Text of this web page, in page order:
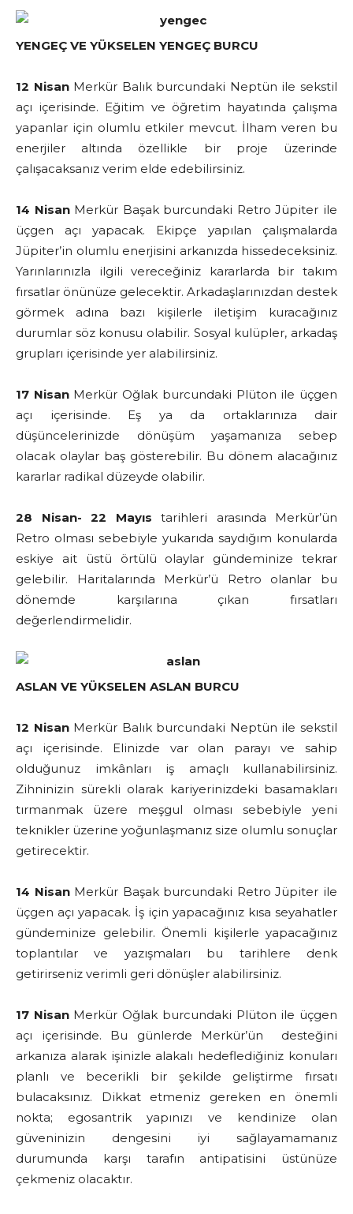
YENGEÇ VE YÜKSELEN YENGEÇ BURCU
12 NisanMerkür Balık burcundaki Neptün ile sekstil
açı içerisinde. Eğitim ve öğretim hayatında çalışma
yapanlar için olumlu etkiler mevcut. İlham veren bu
enerjiler altında özellikle bir proje üzerinde
çalışacaksanız verim elde edebilirsiniz.
14 NisanMerkür Başak burcundaki Retro Jüpiter ile
üçgen açı yapacak. Ekipçe yapılan çalışmalarda
Jüpiter’in olumlu enerjisini arkanızda hissedeceksiniz.
Yarınlarınızla ilgili vereceğiniz kararlarda bir takım
fırsatlar önünüze gelecektir. Arkadaşlarınızdan destek
görmek adına bazı kişilerle iletişim kuracağınız
durumlar söz konusu olabilir. Sosyal kulüpler, arkadaş
grupları içerisinde yer alabilirsiniz.
17 NisanMerkür Oğlak burcundaki Plüton ile üçgen
açı içerisinde. Eş ya da ortaklarınıza dair
düşüncelerinizde dönüşüm yaşamanıza sebep
olacak olaylar baş gösterebilir. Bu dönem alacağınız
kararlar radikal düzeyde olabilir.
28 Nisan- 22 Mayıs tarihleri arasında Merkür’ün
Retro olması sebebiyle yukarıda saydığım konularda
eskiye ait üstü örtülü olaylar gündeminize tekrar
gelebilir. Haritalarında Merkür’ü Retro olanlar bu
dönemde karşılarına çıkan fırsatları
değerlendirmelidir.
ASLAN VE YÜKSELEN ASLAN BURCU
12 NisanMerkür Balık burcundaki Neptün ile sekstil
açı içerisinde. Elinizde var olan parayı ve sahip
olduğunuz imkânları iş amaçlı kullanabilirsiniz.
Zihninizin sürekli olarak kariyerinizdeki basamakları
tırmanmak üzere meşgul olması sebebiyle yeni
teknikler üzerine yoğunlaşmanız size olumlu sonuçlar
getirecektir.
14 NisanMerkür Başak burcundaki Retro Jüpiter ile
üçgen açı yapacak. İş için yapacağınız kısa seyahatler
gündeminize gelebilir. Önemli kişilerle yapacağınız
toplantılar ve yazışmaları bu tarihlere denk
getirirseniz verimli geri dönüşler alabilirsiniz.
17 NisanMerkür Oğlak burcundaki Plüton ile üçgen
açı içerisinde. Bu günlerde Merkür’ün desteğini
arkanıza alarak işinizle alakalı hedeflediğiniz konuları
planlı ve becerikli bir şekilde geliştirme fırsatı
bulacaksınız. Dikkat etmeniz gereken en önemli
nokta; egosantrik yapınızı ve kendinize olan
güveninizin dengesini iyi sağlayamamanız
durumunda karşı tarafın antipatisini üstünüze
çekmeniz olacaktır.